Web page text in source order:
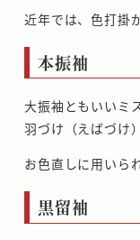
近年では、色打掛
本振袖
大振袖ともいいミ
羽づけ（えばづけ
お色直しに用いら
黒留袖